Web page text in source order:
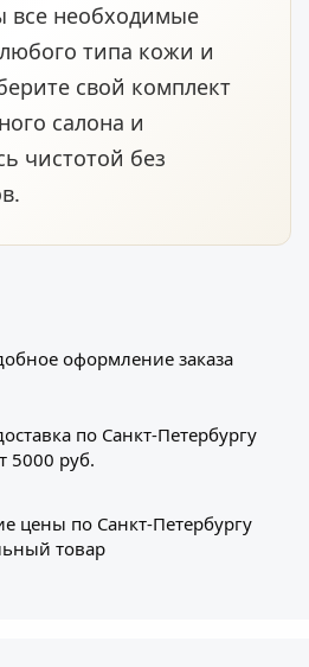
все необходимые
любого типа кожи и
свой комплект
салона и
чистотой без
оформление заказа
по Санкт-Петербургу
5000 руб.
цены по Санкт-Петербургу
товар